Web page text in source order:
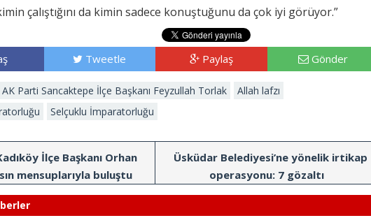
çalıştığını da kimin sadece konuştuğunu da çok iyi görüyor.”
Tweetle Paylaş Gönder
AK Parti Sancaktepe İlçe Başkanı Feyzullah Torlak
Allah lafzı
Selçuklu İmparatorluğu
İlçe Başkanı Orhan
mensuplarıyla buluştu
Üsküdar Belediyesi’ne yönelik irtikap
operasyonu: 7 gözaltı